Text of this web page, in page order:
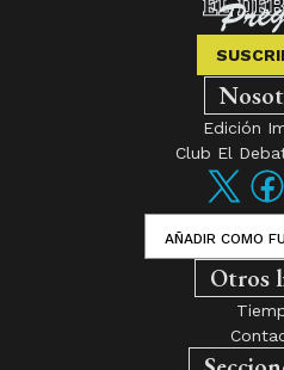
Edición
Club El
AÑADIR COMO
Otros